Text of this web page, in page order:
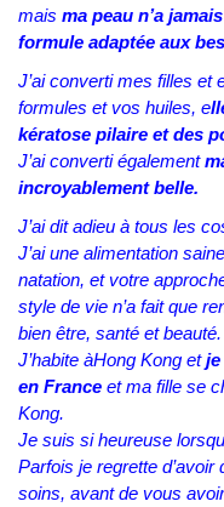
mais ma peau n’a
formule adaptée aux
J’ai converti mes filles et
formules et vos huiles, e
kératose pilaire et des
J’ai converti également
incroyablement belle.
J’ai dit adieu à tous les
J’ai une alimentation
natation, et votre
style de vie n’a fait que
bien être, santé et beauté.
J’habite àHong Kong et
en France et ma fille se
Kong.
Je suis si heureuse
Parfois je regrette d’avoir
soins, avant de vous